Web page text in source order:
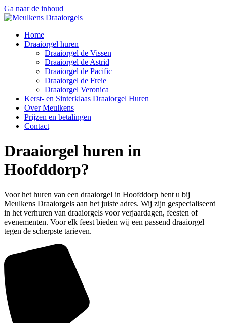
Ga naar de inhoud
Home
Draaiorgel huren
Draaiorgel de Vissen
Draaiorgel de Astrid
Draaiorgel de Pacific
Draaiorgel de Freie
Draaiorgel Veronica
Kerst- en Sinterklaas Draaiorgel Huren
Over Meulkens
Prijzen en betalingen
Contact
Draaiorgel huren in
Hoofddorp?
Voor het huren van een draaiorgel in Hoofddorp bent u bij
Meulkens Draaiorgels aan het juiste adres. Wij zijn gespecialiseerd
in het verhuren van draaiorgels voor verjaardagen, feesten of
evenementen. Voor elk feest bieden wij een passend draaiorgel
tegen de scherpste tarieven.